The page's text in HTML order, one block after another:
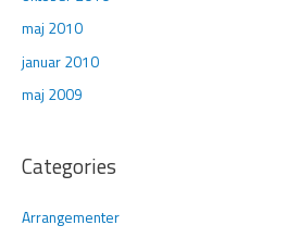
maj 2010
januar 2010
maj 2009
Categories
Arrangementer